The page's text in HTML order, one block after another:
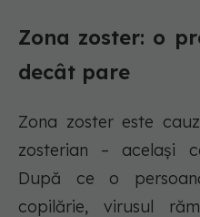
Zona zoster: o
decât pare
Zona zoster este
zosterian – același
După ce o
copilărie, virusul